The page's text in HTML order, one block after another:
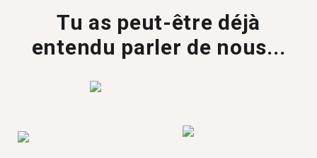
Tu as peut-être déjà
entendu parler de nous...